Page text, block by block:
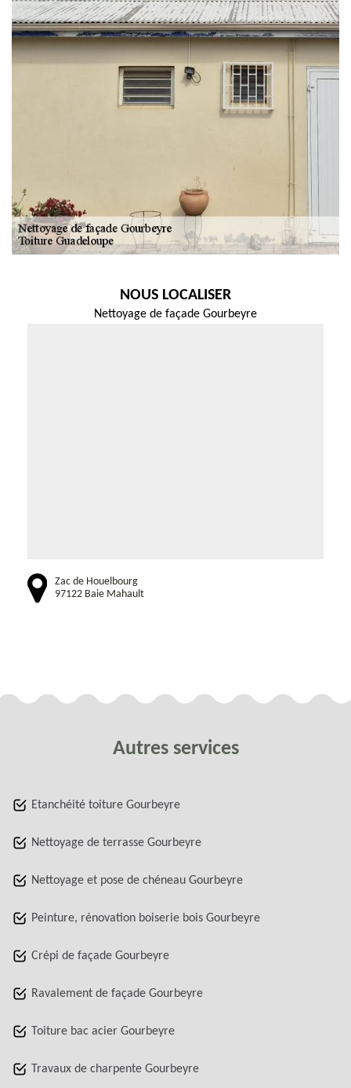
NOUS LOCALISER
Nettoyage de façade Gourbeyre
Zac de Houelbourg
97122 Baie Mahault
Autres services
Etanchéité toiture Gourbeyre
Nettoyage de terrasse Gourbeyre
Nettoyage et pose de chéneau Gourbeyre
Peinture, rénovation boiserie bois Gourbeyre
Crépi de façade Gourbeyre
Ravalement de façade Gourbeyre
Toiture bac acier Gourbeyre
Travaux de charpente Gourbeyre